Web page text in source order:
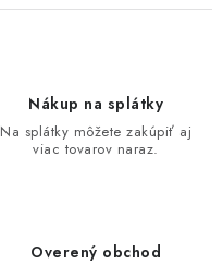
Nákup na splátky
Na splátky môžete zakúpiť aj
viac tovarov naraz.
Overený obchod